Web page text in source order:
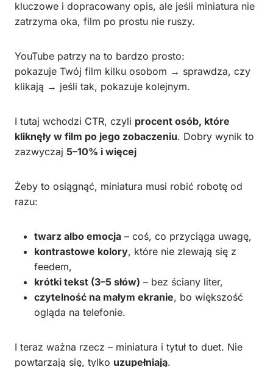
kluczowe i dopracowany opis, ale jeśli miniatura nie
zatrzyma oka, film po prostu nie ruszy.
YouTube patrzy na to bardzo prosto:
pokazuje Twój film kilku osobom → sprawdza, czy
klikają → jeśli tak, pokazuje kolejnym.
I tutaj wchodzi CTR, czyli procent osób, które
kliknęły w film po jego zobaczeniu. Dobry wynik to
zazwyczaj 5–10% i więcej
Żeby to osiągnąć, miniatura musi robić robotę od
razu:
twarz albo emocja – coś, co przyciąga uwagę,
kontrastowe kolory, które nie zlewają się z
feedem,
krótki tekst (3–5 słów) – bez ściany liter,
czytelność na małym ekranie, bo większość
ogląda na telefonie.
I teraz ważna rzecz – miniatura i tytuł to duet. Nie
powtarzają się, tylko uzupełniają.